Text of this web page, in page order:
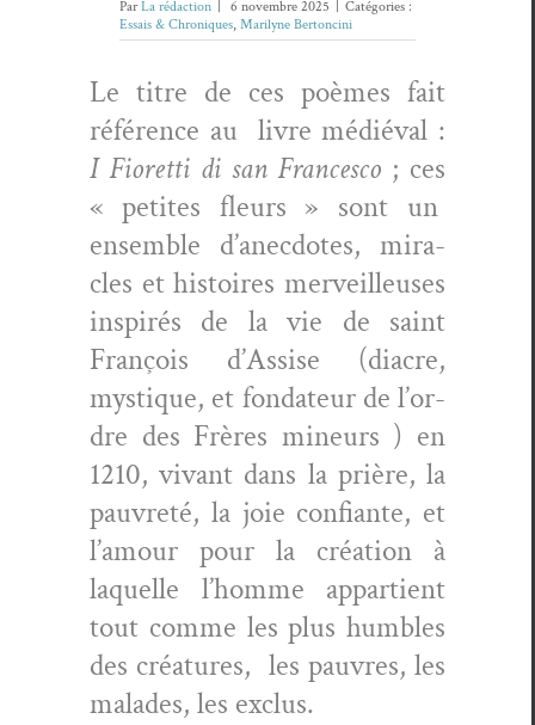
ParLa rédaction 6 novembre 2025
Catégories :
Essais & Chroniques, Marilyne Bertoncini
Le titre de ces poèmes fait
référence au livre médié­val :
I Fioret­ti di san Francesco ; ces
« petites fleurs » sont un
ensem­ble d’anec­dotes, mir­a­
cles et his­toires mer­veilleuses
inspirés de la vie de saint
François d’As­sise (diacre,
mys­tique, et fon­da­teur de l’or­
dre des Frères mineurs ) en
1210, vivant dans la prière, la
pau­vreté, la joie con­fi­ante, et
l’amour pour la créa­tion à
laque­lle l’homme appar­tient
tout comme les plus hum­bles
des créa­tures, les pau­vres, les
malades, les exclus.